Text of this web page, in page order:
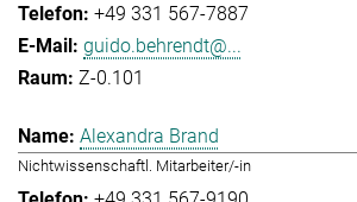
+49 331 567-7887
guido.behrendt@...
Z-0.101
Alexandra Brand
Nichtwissenschaftl. Mitarbeiter/-in